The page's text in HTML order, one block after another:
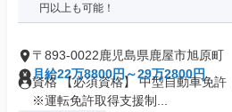
円以上も可能！
〒893-0022鹿児島県鹿屋市旭原町
月給22万8800円～29万2800円
資格 【必須資格】 中型自動車免許
※運転免許取得支援制...